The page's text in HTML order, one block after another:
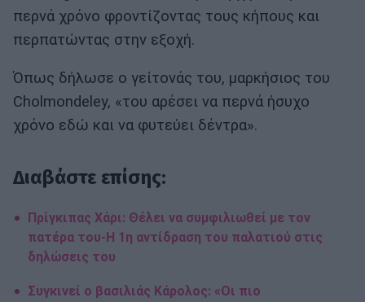
περνά χρόνο φροντίζοντας τους κήπους και
περπατώντας στην εξοχή.
Όπως δήλωσε ο γείτονάς του, μαρκήσιος του
Cholmondeley, «του αρέσει να περνά ήσυχο
χρόνο εδώ και να φυτεύει δέντρα».
Διαβάστε επίσης:
Πρίγκιπας Χάρι: Θέλει να συμφιλιωθεί με τον
πατέρα του-Η 1η αντίδραση του παλατιού στις
δηλώσεις του
Συγκινεί ο βασιλιάς Κάρολος: «Οι πιο